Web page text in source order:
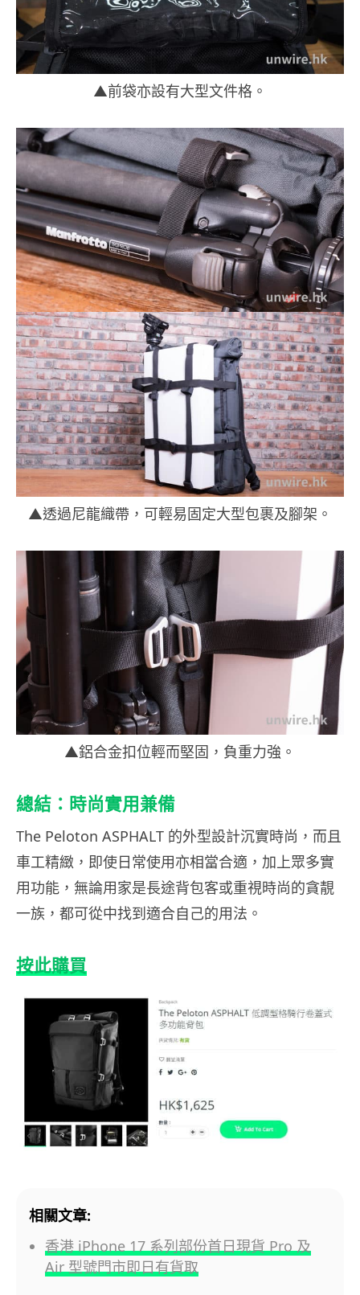
▲前袋亦設有大型文件格。
▲透過尼龍織帶，可輕易固定大型包裹及腳架。
▲鋁合金扣位輕而堅固，負重力強。
總結：時尚實用兼備
The Peloton ASPHALT 的外型設計沉實時尚，而且
車工精緻，即使日常使用亦相當合適，加上眾多實
用功能，無論用家是長途背包客或重視時尚的貪靚
一族，都可從中找到適合自己的用法。
按此購買
相關文章:
香港 iPhone 17 系列部份首日現貨 Pro 及
Air 型號門市即日有貨取